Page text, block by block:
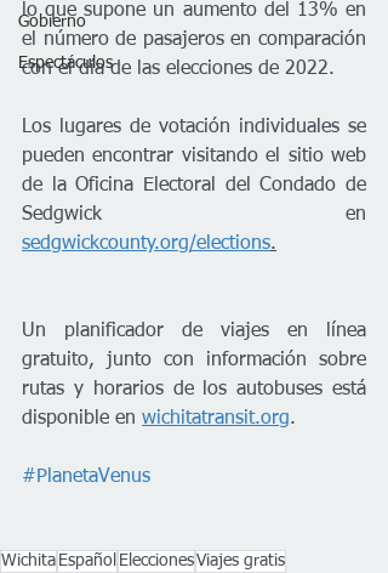
Gobierno
Espectáculos
lo que supone un aumento del 13% en
el número de pasajeros en comparación
con el día de las elecciones de 2022.
Los lugares de votación individuales se
pueden encontrar visitando el sitio web
de la Oficina Electoral del Condado de
sedgwickcounty.org/elections.
Un planificador de viajes en línea
gratuito, junto con información sobre
rutas y horarios de los autobuses está
disponible en wichitatransit.org.
#PlanetaVenus
Wichita Español EleccionesViajes gratis